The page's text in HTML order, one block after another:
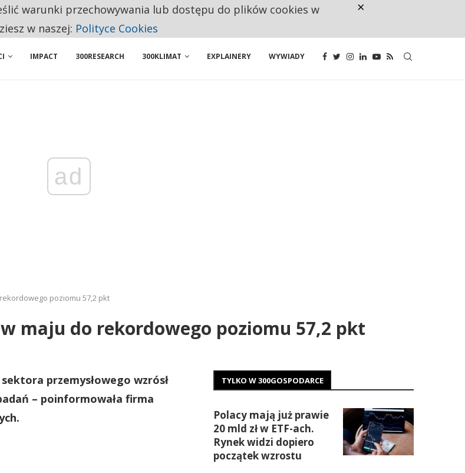
SĄ DWA PODMIOTY Z POLSKI
IMPACT 300RESEARCH 300KLIMAT EXPLAINERY WYWIADY
ad
poziomu 57,2 pkt
maju do rekordowego poziomu 57,2 pkt
przemysłowego wzrósł
– poinformowała firma
TYLKO W 300GOSPODARCE
Polacy mają już prawie
20 mld zł w ETF-ach.
Rynek widzi dopiero
początek wzrostu
warunki przechowywania lub dostępu do plików cookies w
w naszej: Polityce Cookies
×